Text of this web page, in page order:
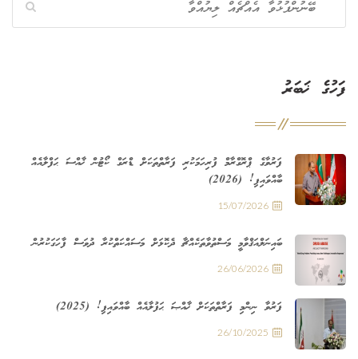
ފަހުގެ ޚަބަރު
ފަރުވާގެ ޕްރޮގްރާމް ފުރިހަމަކުރި ފަރާތްތަކަށް ޑްރަގް ކޯޓުން ޚާއްސަ ޙަފްލާއެއް
ބާއްވައިފި! (2026)
15/07/2026
ބައިނަލްއަޤްވާމީ މަސްތުވާތަކެއްޗާ ދެކޮޅަށް މަސައްކަތްކުރާ ދުވަސް ފާހަގަކުރުން
26/06/2026
ފަރުވާ ނިންމި ފަރާތްތަކަށް ޚާއްޞަ ޙަފުލާއެއް ބާއްވައިފި! (2025)
26/10/2025